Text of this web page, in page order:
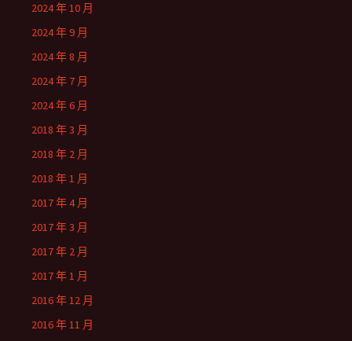
2024 年 10 月
2024 年 9 月
2024 年 8 月
2024 年 7 月
2024 年 6 月
2018 年 3 月
2018 年 2 月
2018 年 1 月
2017 年 4 月
2017 年 3 月
2017 年 2 月
2017 年 1 月
2016 年 12 月
2016 年 11 月